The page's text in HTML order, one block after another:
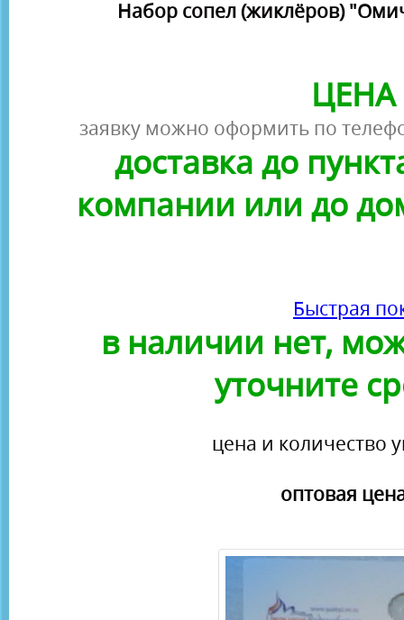
Набор сопел (жиклёров)
ЦЕНА
заявку можно оформить по
доставка до
компании или до
Быстрая
в наличии нет,
уточните
цена и количество
оптовая